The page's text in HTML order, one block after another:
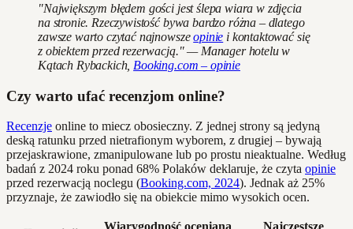
"Największym błędem gości jest ślepa wiara w zdjęcia
na stronie. Rzeczywistość bywa bardzo różna – dlatego
zawsze warto czytać najnowszeopinie i kontaktować się
z obiektem przed rezerwacją." — Manager hotelu w
Kątach Rybackich, Booking.com – opinie
Czy warto ufać recenzjom online?
Recenzje online to miecz obosieczny. Z jednej strony są jedyną
deską ratunku przed nietrafionym wyborem, z drugiej – bywają
przejaskrawione, zmanipulowane lub po prostu nieaktualne. Według
badań z 2024 roku ponad 68% Polaków deklaruje, że czyta opinie
przed rezerwacją noclegu (Booking.com, 2024). Jednak aż 25%
przyznaje, że zawiodło się na obiekcie mimo wysokich ocen.